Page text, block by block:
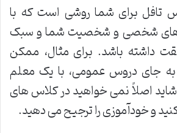
تافل برای شما روشی است که با
های شخصی و شخصیت شما و سبک
داشته باشد. برای مثال، ممکن
جای دروس عمومی، با یک معلم
اصلاً نمی خواهید در کلاس های
و خودآموزی را ترجیح می دهید.